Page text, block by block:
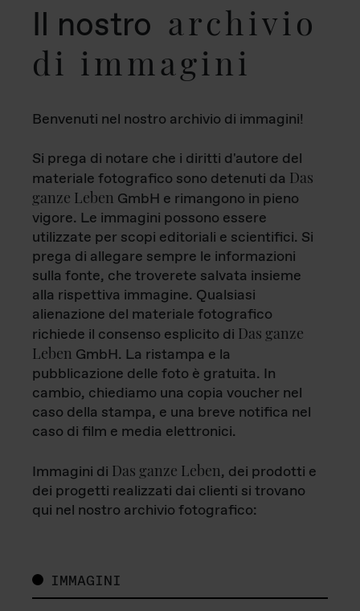
Il nostro archivio
di immagini
Benvenuti nel nostro archivio di immagini!
Si prega di notare che i diritti d'autore del
materiale fotografico sono detenuti da Das
ganze Leben GmbH e rimangono in pieno
vigore. Le immagini possono essere
utilizzate per scopi editoriali e scientifici. Si
prega di allegare sempre le informazioni
sulla fonte, che troverete salvata insieme
alla rispettiva immagine. Qualsiasi
alienazione del materiale fotografico
richiede il consenso esplicito di Das ganze
Leben GmbH. La ristampa e la
pubblicazione delle foto è gratuita. In
cambio, chiediamo una copia voucher nel
caso della stampa, e una breve notifica nel
caso di film e media elettronici.
Immagini di Das ganze Leben, dei prodotti e
dei progetti realizzati dai clienti si trovano
qui nel nostro archivio fotografico:
IMMAGINI